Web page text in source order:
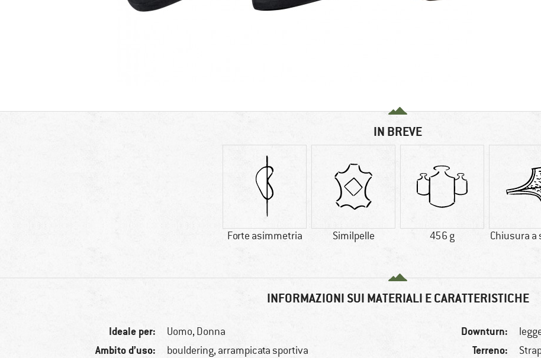
IN BREVE
Forte asimmetria Similpelle 456 g Chiusura a
INFORMAZIONI SUI MATERIALI E CARATTERISTICHE
Ideale per: Uomo, Donna
Ambito d’uso: bouldering, arrampicata sportiva
Downturn:
Terreno: